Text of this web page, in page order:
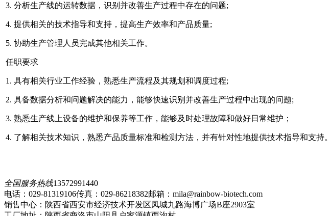
3. 分析生产线的运转数据，识别并改善生产过程中存在的问题;
4. 提供相关的技术指导和支持，提高生产效率和产品质量;
5. 协助生产管理人员完成其他相关工作。
任职要求
1. 具有相关行业工作经验，熟悉生产流程及其规划和调度过程;
2. 具备数据分析和问题解决的能力，能够快速识别并改善生产过程中出现的问题;
3. 熟悉生产线上设备的维护和保养等工作，能够及时处理故障和做好日常维护；
4. 了解相关技术知识，熟悉产品质量标准和检测方法，并有针对性地提供技术指导和支持。
全国服务热线13572991440
电话：029-81319106传真：029-86218382邮箱：mila@rainbow-biotech.com
销售中心：陕西省西安市经济技术开发区凤城九路海博广场B座2903室